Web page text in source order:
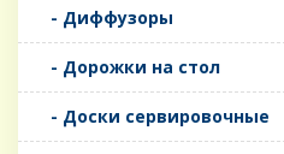
- Диффузоры
- Дорожки на стол
- Доски сервировочные